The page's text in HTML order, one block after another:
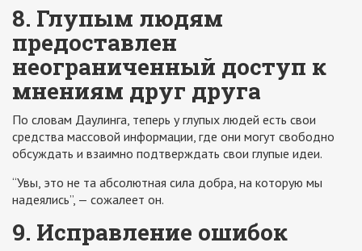
8. Глупым людям
предоставлен
неограниченный доступ к
мнениям друг друга
По словам Даулинга, теперь у глупых людей есть свои
средства массовой информации, где они могут свободно
обсуждать и взаимно подтверждать свои глупые идеи.
“Увы, это не та абсолютная сила добра, на которую мы
надеялись”, — сожалеет он.
9. Исправление ошибок